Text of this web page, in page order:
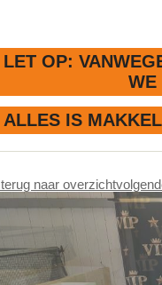
LET OP:
ALLES IS
terug naar overzicht